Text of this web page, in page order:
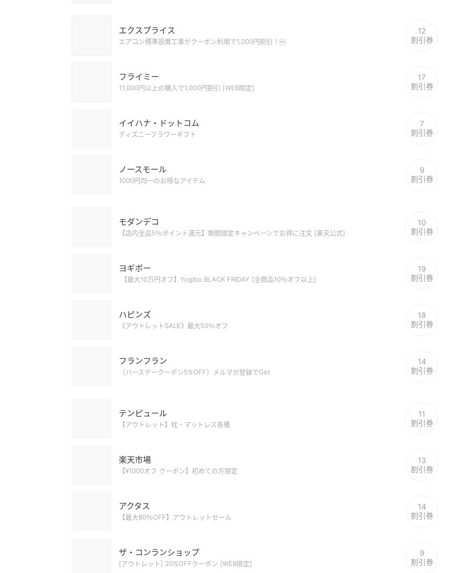
エクスプライス
エアコン標準設置工事がクーポン利用で1,000円割引！￼
12
割引券
フライミー
11,000円以上の購入で1,000円割引 [WEB限定]
17
割引券
イイハナ・ドットコム
ディズニーフラワーギフト
7
割引券
ノースモール
1000円均一のお得なアイテム
9
割引券
モダンデコ
【店内全品5％ポイント還元】期間限定キャンペーンでお得に注文 [楽天公式]
10
割引券
ヨギボー
【最大10万円オフ】Yogibo BLACK FRIDAY [全商品10％オフ以上]
19
割引券
ハピンズ
｟アウトレットSALE｠最大50％オフ
18
割引券
フランフラン
〔バースデークーポン5%OFF〕メルマガ登録でGet
14
割引券
テンピュール
【アウトレット】枕・マットレス各種
11
割引券
楽天市場
【¥1000オフ クーポン】初めての方限定
13
割引券
アクタス
【最大80％OFF】アウトレットセール
14
割引券
ザ・コンランショップ
[アウトレット] 20%OFFクーポン [WEB限定]
9
割引券